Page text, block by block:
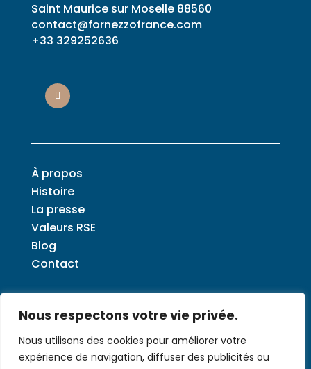
Nous respectons votre vie privée.
Nous utilisons des cookies pour améliorer votre
expérience de navigation, diffuser des publicités ou
Saint Maurice sur Moselle 88560
contact@fornezzofrance.com
+33 329252636
À propos
Histoire
La presse
Valeurs RSE
Blog
Contact